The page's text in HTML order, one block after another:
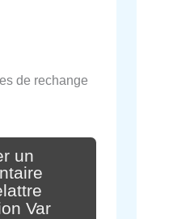
de rechange
un
Var